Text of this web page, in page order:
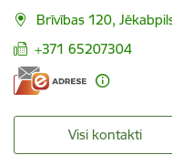
Brīvības 120,
+371 65207304
Visi kontakti